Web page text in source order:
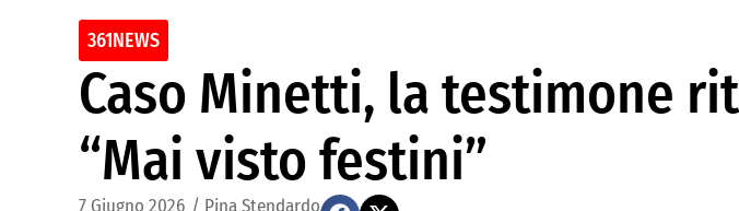
361NEWS
Caso Minetti, la testimone
“Mai visto festini”
7 Giugno 2026 / Pina Stendardo